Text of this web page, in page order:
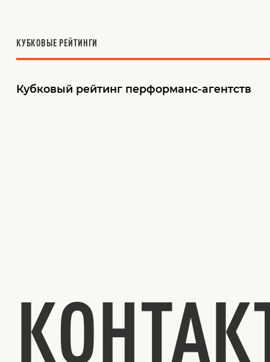
КУБКОВЫЕ РЕЙТИНГИ
Кубковый рейтинг перформанс-агентств